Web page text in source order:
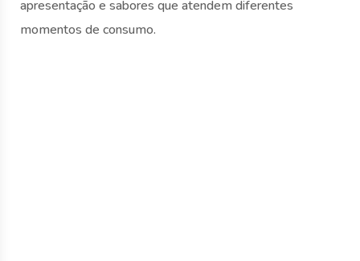
apresentação e sabores que atendem diferentes
momentos de consumo.